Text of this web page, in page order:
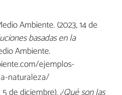
Ambiente. (2023, 14 de
basadas en la
Ambiente.
ejemplos-
naturaleza/